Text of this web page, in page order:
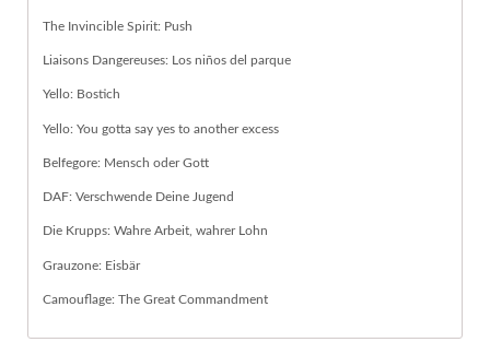
The Invincible Spirit: Push
Liaisons Dangereuses: Los niños del parque
Yello: Bostich
Yello: You gotta say yes to another excess
Belfegore: Mensch oder Gott
DAF: Verschwende Deine Jugend
Die Krupps: Wahre Arbeit, wahrer Lohn
Grauzone: Eisbär
Camouflage: The Great Commandment